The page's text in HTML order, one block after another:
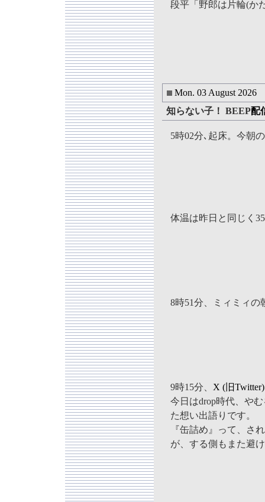
段平「 野郎は片輪(か
Mon. 03 August 2026
知らない子！ BEEP配
5時02分､起床。今朝
体温は昨日と同じく
8時51分、ミィミィの
9時15分、 X (旧
今日はdrop時代、や
た想い出語りです。
『缶詰め』って、さ
が、する側もまた避